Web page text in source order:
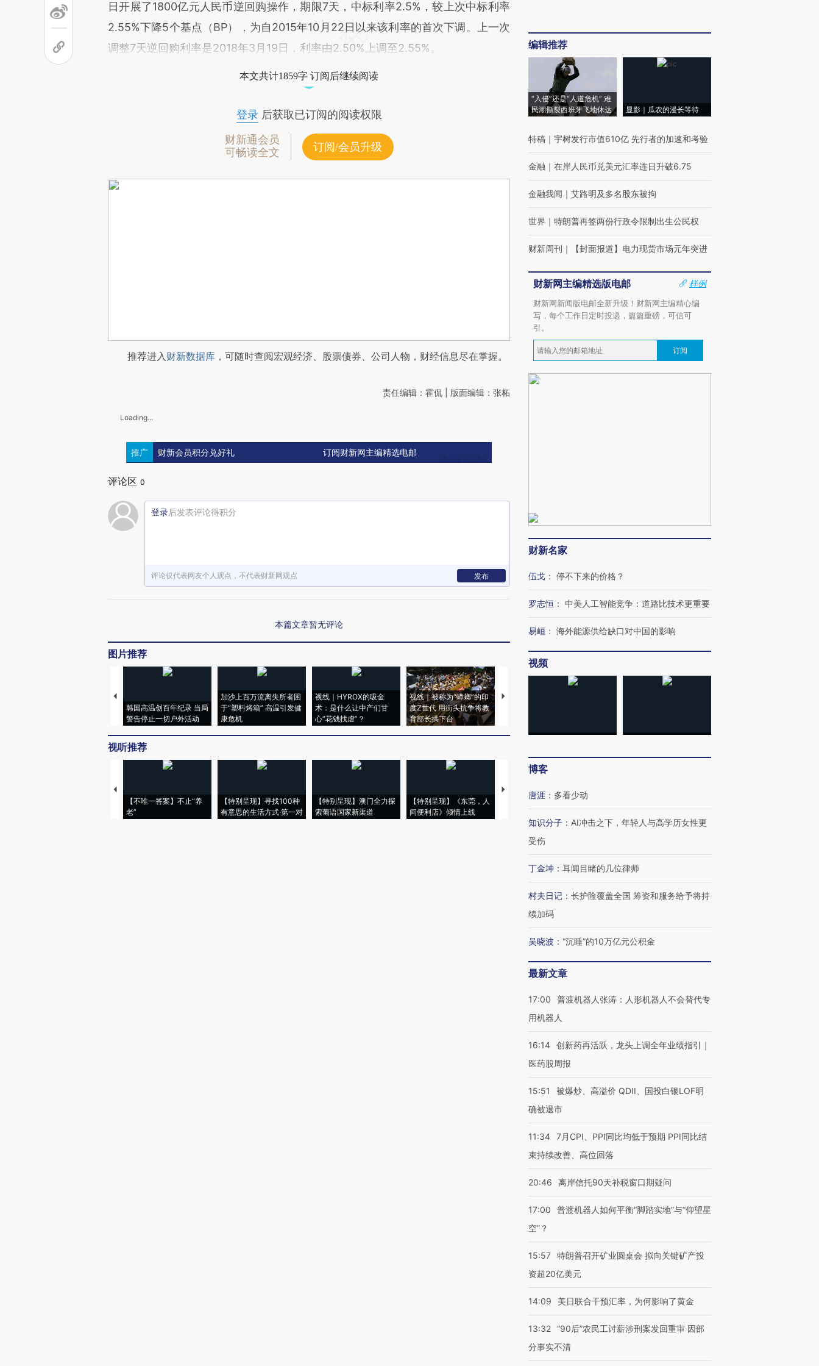
日开展了1800亿元人民币逆回购操作，期限7天，中标利率2.5%，较上次中标利率
2.55%下降5个基点（BP），为自2015年10月22日以来该利率的首次下调。上一次
调整7天逆回购利率是2018年3月19日，利率由2.50%上调至2.55%。
本文共计1859字 订阅后继续阅读
登录后获取已订阅的阅读权限
财新通会员
可畅读全文
订阅/会员升级
推荐进入财新数据库 ，可随时查阅宏观经济、股票债券、公司人物，财经信息尽在掌握。
责任编辑：霍侃 | 版面编辑：张柘
Loading...
推广 财新会员积分兑好礼 订阅财新网主编精选电邮
评论区 0
登录后发表评论得积分
评论仅代表网友个人观点，不代表财新网观点 发布
本篇文章暂无评论
图片推荐
韩国高温创百年纪录 当局
警告停止一切户外活动
加沙上百万流离失所者困
于“塑料烤箱” 高温引发健
康危机
视线｜HYROX的吸金
术：是什么让中产们甘
心“花钱找虐”？
视线｜被称为“蟑螂”的印
度Z世代 用街头抗争将教
育部长拱下台
视线｜“入侵”还是“人道危
视听推荐
【不唯一答案】不止“养
老”
【特别呈现】寻找100种
有意思的生活方式·第一对
【特别呈现】澳门全力探
索葡语国家新渠道
【特别呈现】《东莞，人
间便利店》倾情上线
【推广】走进第四届链博
会，让数智科技“链”接产
有意思的生活方式·第三对
住三大增长引擎是什么？
编辑推荐
“入侵”还是“人道危机” 难
民潮撕裂西班牙飞地休达
显影｜瓜农的漫长等待
特稿 ｜ 宇树发行市值610亿 先行者的加速和考验
金融 ｜ 在岸人民币兑美元汇率连日升破6.75
金融我闻 ｜ 艾路明及多名股东被拘
世界 ｜ 特朗普再签两份行政令限制出生公民权
财新周刊 ｜ 【封面报道】电力现货市场元年突进
财新网主编精选版电邮
样例
财新网新闻版电邮全新升级！财新网主编精心编
写，每个工作日定时投递，篇篇重磅，可信可
引。
订阅
财新名家
伍戈 ： 停不下来的价格？
罗志恒 ： 中美人工智能竞争：道路比技术更重要
易峘 ： 海外能源供给缺口对中国的影响
视频
博客
唐涯 ： 多看少动
知识分子 ： AI冲击之下，年轻人与高学历女性更
受伤
丁金坤 ： 耳闻目睹的几位律师
村夫日记 ： 长护险覆盖全国 筹资和服务给予将持
续加码
吴晓波 ： “沉睡”的10万亿元公积金
最新文章
17:00
普渡机器人张涛：人形机器人不会替代专
用机器人
16:14 创新药再活跃，龙头上调全年业绩指引｜
医药股周报
15:51
被爆炒、高溢价 QDII、国投白银LOF明
确被退市
11:34 7月CPI、PPI同比均低于预期 PPI同比结
束持续改善、高位回落
20:46 离岸信托90天补税窗口期疑问
17:00
普渡机器人如何平衡“脚踏实地”与“仰望星
空”？
15:57 特朗普召开矿业圆桌会 拟向关键矿产投
资超20亿美元
14:09 美日联合干预汇率，为何影响了黄金
13:32 “90后”农民工讨薪涉刑案发回重审 因部
分事实不清